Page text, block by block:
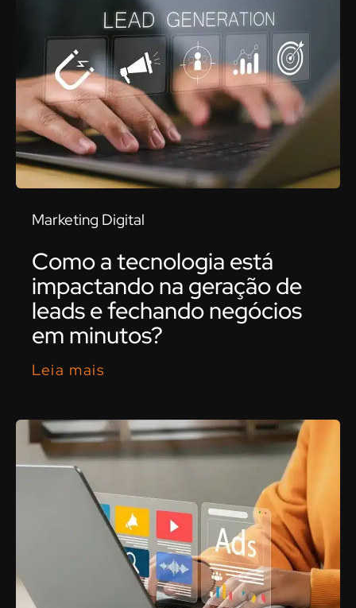
Marketing Digital
Como a tecnologia está
impactando na geração de
leads e fechando negócios
em minutos?
Leia mais